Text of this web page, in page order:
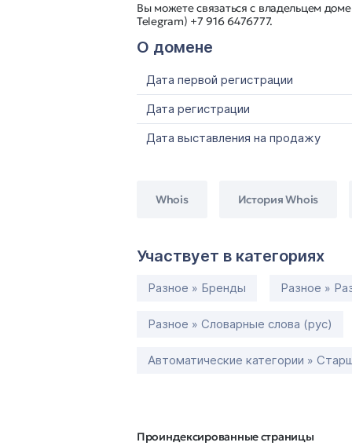
Вы можете связаться с владельцем
Telegram) +7 916 6476777.
О домене
Дата первой регистрации
Дата регистрации
Дата выставления на продажу
Whois История Whois
Участвует в категориях
Разное » Бренды Разное »
Разное » Словарные слова (рус)
Автоматические категории »
Проиндексированные страницы